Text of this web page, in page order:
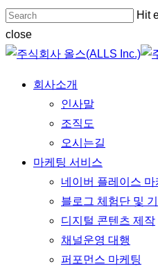
Skip
to
main
Hit
close
Close
Menu
회사소개
인사말
조직도
오시는길
마케팅 서비스
네이버 플레이스 마
블로그 체험단 및
디지털 콘텐츠 제작
채널운영 대행
퍼포먼스 마케팅